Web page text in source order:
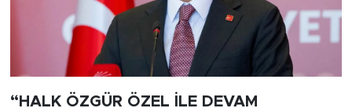
“HALK ÖZGÜR ÖZEL İLE DEVAM